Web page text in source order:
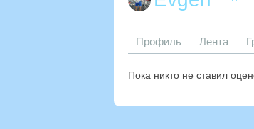
Профиль Лента
Пока никто не ставил